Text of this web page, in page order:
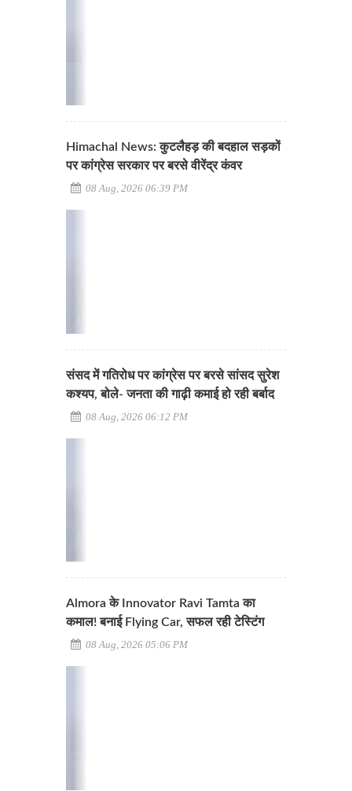
Himachal News: कुटलैहड़ की बदहाल सड़कों
पर कांग्रेस सरकार पर बरसे वीरेंद्र कंवर
08 Aug, 2026 06:39 PM
संसद में गतिरोध पर कांग्रेस पर बरसे सांसद सुरेश
कश्यप, बोले- जनता की गाढ़ी कमाई हो रही बर्बाद
08 Aug, 2026 06:12 PM
Almora के Innovator Ravi Tamta का
कमाल! बनाई Flying Car, सफल रही टेस्टिंग
08 Aug, 2026 05:06 PM